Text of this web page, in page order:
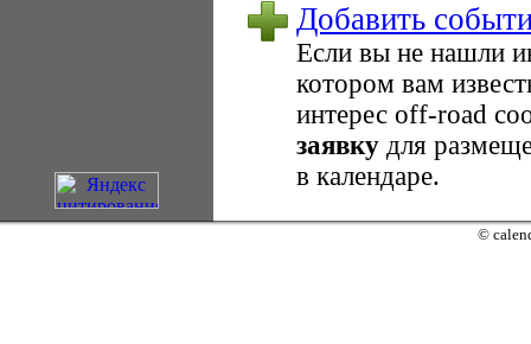
Добавить
Если вы не нашли
котором вам
интерес оff-road
заявку для
в календаре.
©